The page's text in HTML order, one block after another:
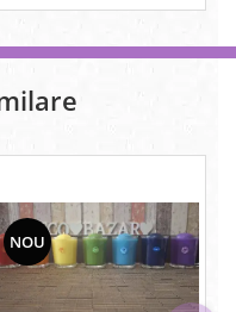
NOU